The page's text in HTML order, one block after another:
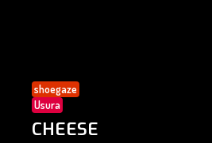
shoegaze
Usura
CHEESE